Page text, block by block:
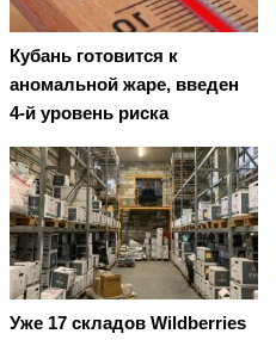
Кубань готовится к
аномальной жаре, введен
4-й уровень риска
Уже 17 складов Wildberries